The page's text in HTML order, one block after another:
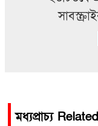
মধ্যপ্রাচ্য